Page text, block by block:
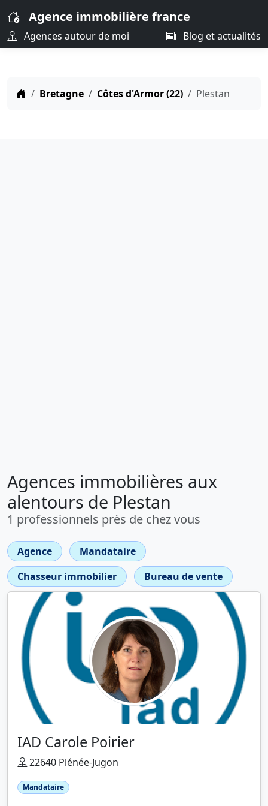
Agence immobilière france
Agences autour de moi Blog et actualités
Bretagne Côtes d'Armor (22) Plestan
Agences immobilières aux
alentours de Plestan
1 professionnels près de chez vous
Agence
Mandataire
Chasseur immobilier
Bureau de vente
IAD Carole Poirier
22640 Plénée-Jugon
Mandataire